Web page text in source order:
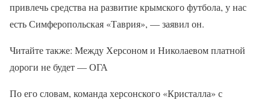
привлечь средства на развитие крымского футбола, у нас
есть Симферопольская «Таврия», — заявил он.
Читайте также: Между Херсоном и Николаевом платной
дороги не будет — ОГА
По его словам, команда херсонского «Кристалла» с